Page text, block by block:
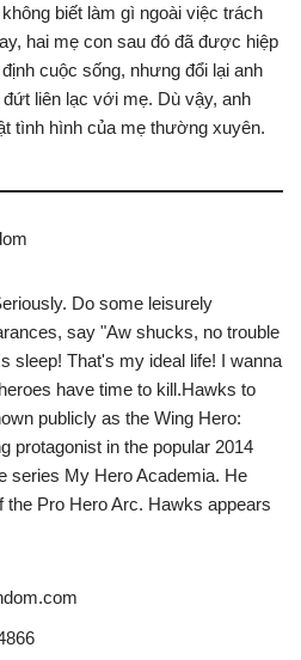
biết làm gì ngoài việc trách
hai mẹ con sau đó đã được hiệp
cuộc sống, nhưng đổi lại anh
liên lạc với mẹ. Dù vậy, anh
tình hình của mẹ thường xuyên.
Do some leisurely
say "Aw shucks, no trouble
sleep! That's my ideal life! I wanna
have time to kill.Hawks to
publicly as the Wing Hero:
protagonist in the popular 2014
series My Hero Academia. He
the Pro Hero Arc. Hawks appears